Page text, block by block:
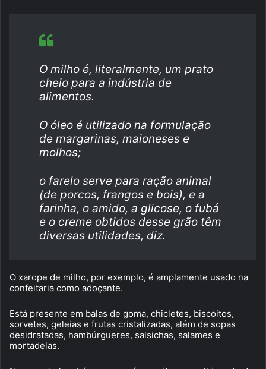
O milho é, literalmente, um prato
cheio para a indústria de
alimentos.
O óleo é utilizado na formulação
de margarinas, maioneses e
molhos;
o farelo serve para ração animal
(de porcos, frangos e bois), e a
farinha, o amido, a glicose, o fubá
e o creme obtidos desse grão têm
diversas utilidades, diz.
O xarope de milho, por exemplo, é amplamente usado na
confeitaria como adoçante.
Está presente em balas de goma, chicletes, biscoitos,
sorvetes, geleias e frutas cristalizadas, além de sopas
desidratadas, hambúrgueres, salsichas, salames e
mortadelas.